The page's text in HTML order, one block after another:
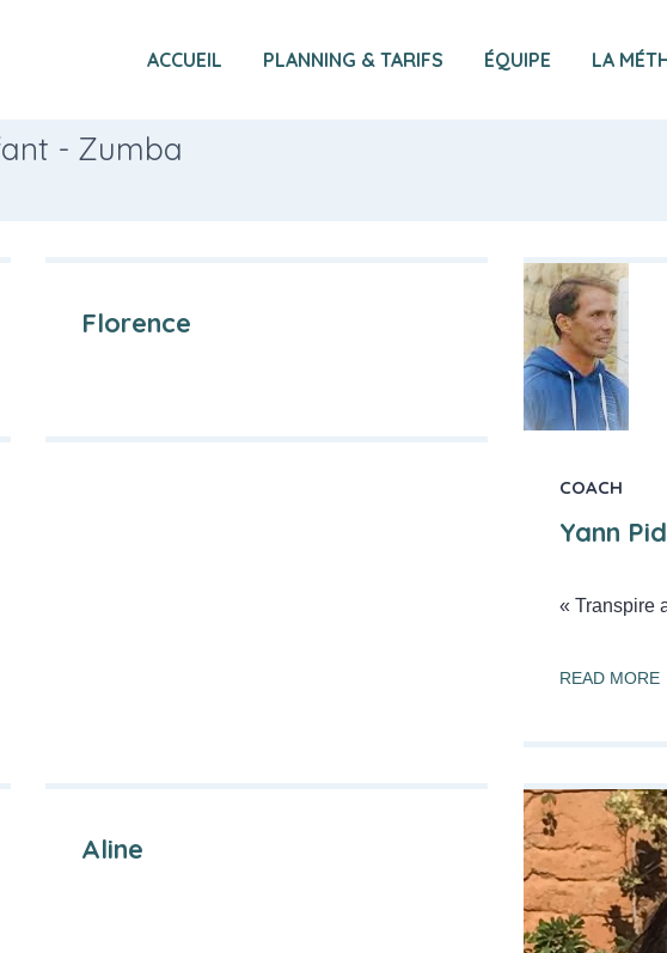
ACCUEIL PLANNING & TARIFS ÉQUIPE LA
- Zumba
Florence
COACH
Yann
« Transpire
READ MORE
Aline